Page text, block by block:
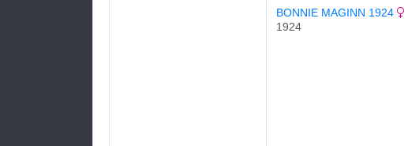
BONNIE MAGINN 1924
1924